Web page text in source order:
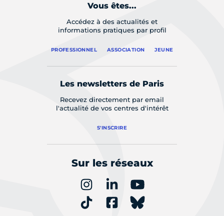
Vous êtes...
Accédez à des actualités et
informations pratiques par profil
PROFESSIONNEL ASSOCIATION JEUNE
Les newsletters de Paris
Recevez directement par email
l'actualité de vos centres d'intérêt
S'INSCRIRE
Sur les réseaux